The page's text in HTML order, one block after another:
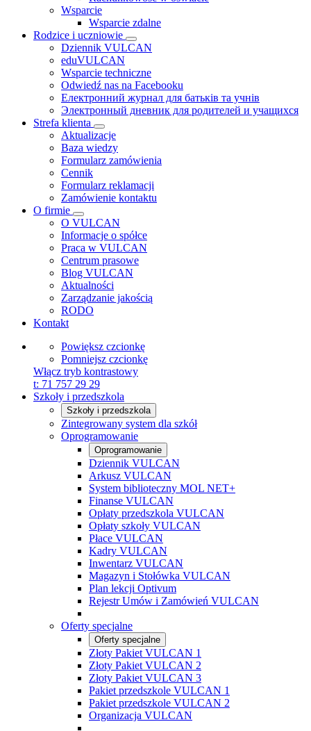
Wsparcie
Wsparcie zdalne
Rodzice i uczniowie
Dziennik VULCAN
eduVULCAN
Wsparcie techniczne
Odwiedź nas na Facebooku
Електронний журнал для батьків та учнів
Электронный дневник для родителей и учащихся
Strefa klienta
Aktualizacje
Baza wiedzy
Formularz zamówienia
Cennik
Formularz reklamacji
Zamówienie kontaktu
O firmie
O VULCAN
Informacje o spółce
Praca w VULCAN
Centrum prasowe
Blog VULCAN
Aktualności
Zarządzanie jakością
RODO
Kontakt
Powiększ czcionkę
Pomniejsz czcionkę
Włącz tryb kontrastowy
t: 71 757 29 29
Szkoły i przedszkola
Szkoły i przedszkola
Zintegrowany system dla szkół
Oprogramowanie
Oprogramowanie
Dziennik VULCAN
Arkusz VULCAN
System biblioteczny MOL NET+
Finanse VULCAN
Opłaty przedszkola VULCAN
Opłaty szkoły VULCAN
Płace VULCAN
Kadry VULCAN
Inwentarz VULCAN
Magazyn i Stołówka VULCAN
Plan lekcji Optivum
Rejestr Umów i Zamówień VULCAN
Oferty specjalne
Oferty specjalne
Złoty Pakiet VULCAN 1
Złoty Pakiet VULCAN 2
Złoty Pakiet VULCAN 3
Pakiet przedszkole VULCAN 1
Pakiet przedszkole VULCAN 2
Organizacja VULCAN